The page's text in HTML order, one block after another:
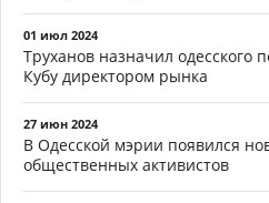
01 июл 2024
Труханов назначил одесского
Кубу директором рынка
27 июн 2024
В Одесской мэрии появился
общественных активистов